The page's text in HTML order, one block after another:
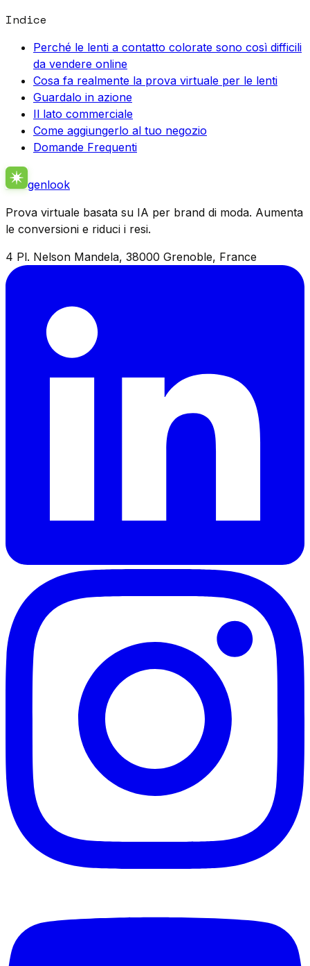
Indice
Perché le lenti a contatto colorate sono così difficili
da vendere online
Cosa fa realmente la prova virtuale per le lenti
Guardalo in azione
Il lato commerciale
Come aggiungerlo al tuo negozio
Domande Frequenti
genlook
Prova virtuale basata su IA per brand di moda. Aumenta
le conversioni e riduci i resi.
4 Pl. Nelson Mandela, 38000 Grenoble, France